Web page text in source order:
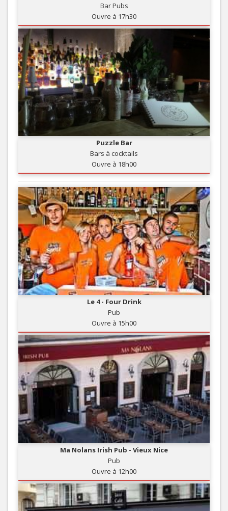
Bar Pubs
Ouvre à 17h30
Puzzle Bar
Bars à cocktails
Ouvre à 18h00
Le 4 - Four Drink
Pub
Ouvre à 15h00
Ma Nolans Irish Pub - Vieux Nice
Pub
Ouvre à 12h00